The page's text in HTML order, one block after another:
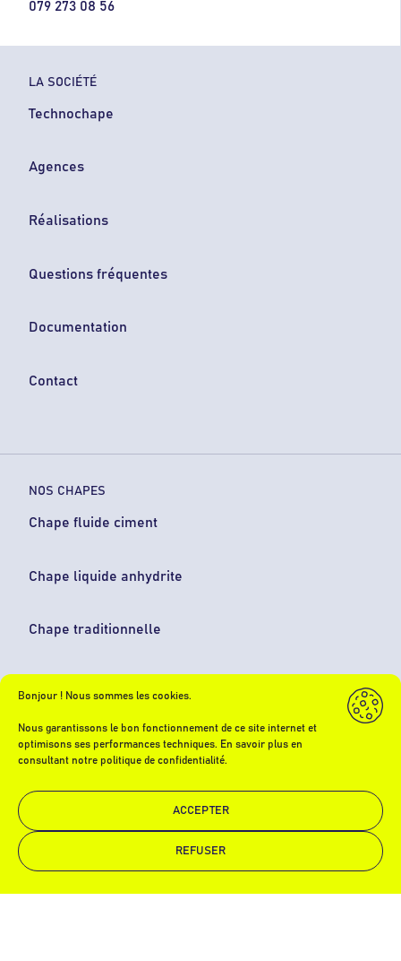
Bonjour ! Nous sommes les cookies.
Nous garantissons le bon fonctionnement de ce site internet et
optimisons ses performances techniques. En savoir plus en
consultant notre politique de confidentialité.
ACCEPTER
REFUSER
079 273 08 56
LA SOCIÉTÉ
Technochape
Agences
Réalisations
Questions fréquentes
Documentation
Contact
NOS CHAPES
Chape fluide ciment
Chape liquide anhydrite
Chape traditionnelle
NOS ISOLATIONS
Isolation thermique